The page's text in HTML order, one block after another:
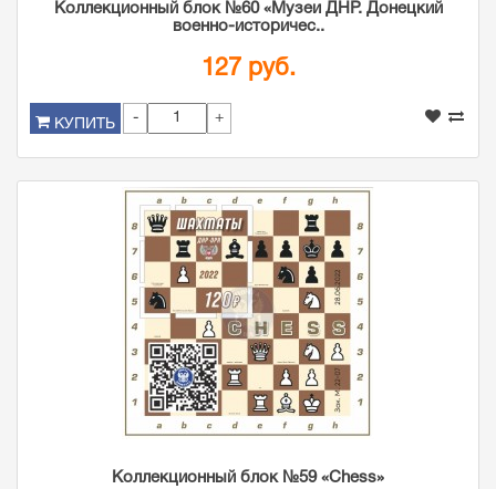
Коллекционный блок №60 «Музеи ДНР. Донецкий
военно-историчес..
127 руб.
КУПИТЬ - +
Коллекционный блок №59 «Chess»